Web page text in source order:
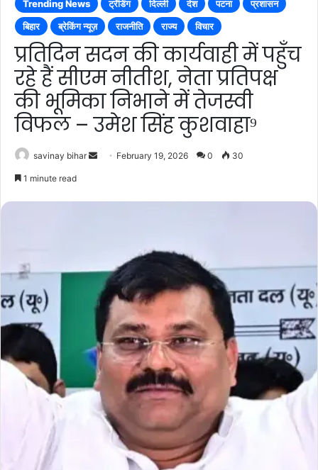
Trending News ट्रेंडिंग दिल्ली देश पटना
प्रशासन
बिहार
ब्रेकिंग न्यूज़ राजनीति राज्य विचार
प्रतिदिन सदन की कार्यवाही में पहुँच
रहे हैं सीएम नीतीश, नेता प्रतिपक्ष
की भूमिका निभाने में तेजस्वी
विफल – उमेश सिंह कुशवाहा⁹
savinay bihar
SendFebruary 19, 2026 0 30
1 minute read